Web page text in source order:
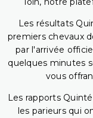
Les résultats
premiers chevaux
par l'arrivée
quelques minutes
vous
Les rapports
les parieurs qui